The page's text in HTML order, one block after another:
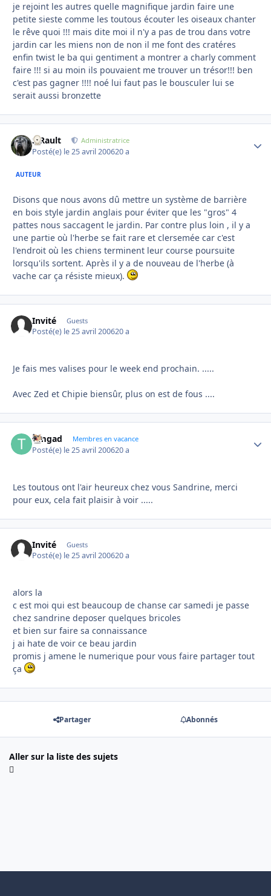
je rejoint les autres quelle magnifique jardin faire une
petite sieste comme les toutous écouter les oiseaux chanter
le rêve quoi !!! mais dite moi il n'y a pas de trou dans votre
jardin car les miens non de non il me font des cratéres
enfin twist le ba qui gentiment a montrer a charly comment
faire !!! si au moin ils pouvaient me trouver un trésor!!! ben
c'est pas gagner !!!! noé lui faut pas le bousculer lui se
serait aussi bronzette
S.Rault Administratrice
Posté(e) le 25 avril 200620 a
AUTEUR
Disons que nous avons dû mettre un système de barrière
en bois style jardin anglais pour éviter que les "gros" 4
pattes nous saccagent le jardin. Par contre plus loin , il y a
une partie où l'herbe se fait rare et clersemée car c'est
l'endroit où les chiens terminent leur course poursuite
lorsqu'ils sortent. Après il y a de nouveau de l'herbe (à
vache car ça résiste mieux).
Invité Guests
Posté(e) le 25 avril 200620 a
Je fais mes valises pour le week end prochain. .....
Avec Zed et Chipie biensûr, plus on est de fous ....
timgad Membres en vacance
Posté(e) le 25 avril 200620 a
Les toutous ont l'air heureux chez vous Sandrine, merci
pour eux, cela fait plaisir à voir .....
Invité Guests
Posté(e) le 25 avril 200620 a
alors la
c est moi qui est beaucoup de chanse car samedi je passe
chez sandrine deposer quelques bricoles
et bien sur faire sa connaissance
j ai hate de voir ce beau jardin
promis j amene le numerique pour vous faire partager tout
ça
Partager Abonnés
Aller sur la liste des sujets